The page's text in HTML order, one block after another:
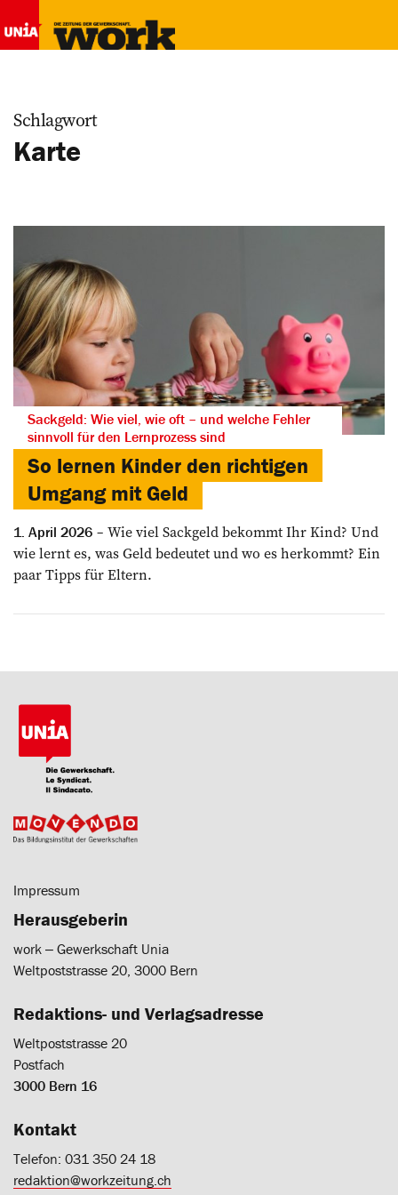
Schlagwort
Karte
Sackgeld: Wie viel, wie oft – und welche Fehler
sinnvoll für den Lernprozess sind
So lernen Kinder den richtigen
Umgang mit Geld
1. April 2026
Wie viel Sackgeld bekommt Ihr Kind? Und
wie lernt es, was Geld bedeutet und wo es herkommt? Ein
paar Tipps für Eltern.
Impressum
Herausgeberin
work ‒ Gewerkschaft Unia
Weltpoststrasse 20, 3000 Bern
Redaktions- und Verlagsadresse
Weltpoststrasse 20
Postfach
3000 Bern 16
Kontakt
Telefon: 031 350 24 18
redaktion@workzeitung.ch